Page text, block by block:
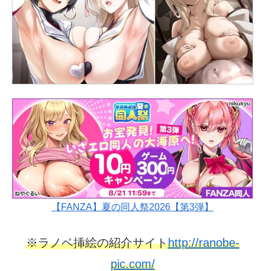
【FANZA】夏の同人祭2026【第3弾】
※ラノベ挿絵の紹介サイトhttp://ranobe-
pic.com/